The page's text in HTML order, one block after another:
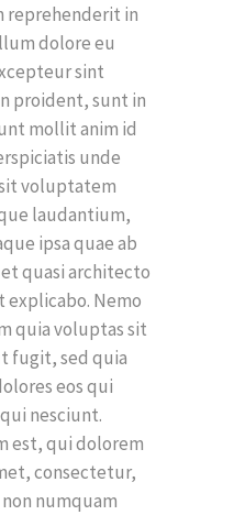
reprehenderit in
dolore eu
sint
proident, sunt in
mollit anim id
unde
voluptatem
laudantium,
ipsa quae ab
quasi architecto
explicabo. Nemo
quia voluptas sit
fugit, sed quia
eos qui
nesciunt.
est, qui dolorem
consectetur,
numquam